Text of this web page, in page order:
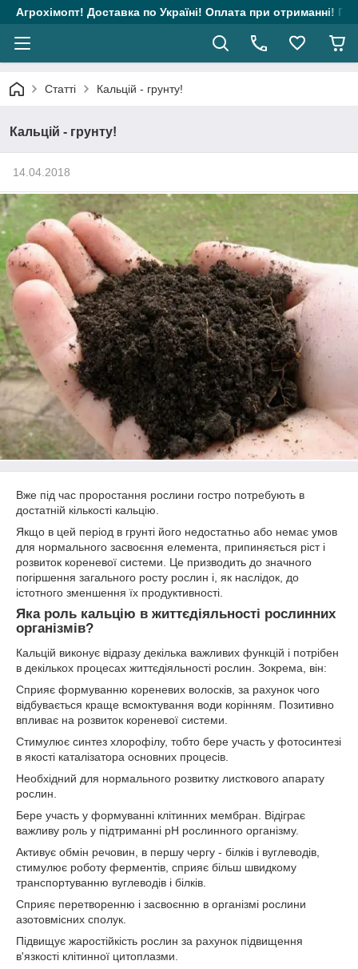
Агрохімопт! Доставка по Україні! Оплата при отриманні!
Статті Кальцій - грунту!
Кальцій - грунту!
14.04.2018
Вже під час проростання рослини гостро потребують в
достатній кількості кальцію.
Якщо в цей період в грунті його недостатньо або немає умов
для нормального засвоєння елемента, припиняється ріст і
розвиток кореневої системи. Це призводить до значного
погіршення загального росту рослин і, як наслідок, до
істотного зменшення їх продуктивності.
Яка роль кальцію в життєдіяльності рослинних
організмів?
Кальцій виконує відразу декілька важливих функцій і потрібен
в декількох процесах життєдіяльності рослин. Зокрема, він:
Сприяє формуванню кореневих волосків, за рахунок чого
відбувається краще всмоктування води корінням. Позитивно
впливає на розвиток кореневої системи.
Стимулює синтез хлорофілу, тобто бере участь у фотосинтезі
в якості каталізатора основних процесів.
Необхідний для нормального розвитку листкового апарату
рослин.
Бере участь у формуванні клітинних мембран. Відіграє
важливу роль у підтриманні рН рослинного організму.
Активує обмін речовин, в першу чергу - білків і вуглеводів,
стимулює роботу ферментів, сприяє більш швидкому
транспортуванню вуглеводів і білків.
Сприяє перетворенню і засвоєнню в організмі рослини
азотовмісних сполук.
Підвищує жаростійкість рослин за рахунок підвищення
в'язкості клітинної цитоплазми.